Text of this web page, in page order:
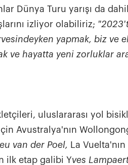
Dünya Turu yarışı da
izliyor olabiliriz;
yapmak, biz ve
ve hayatta yeni zorluklar
uluslararası yol
Avustralya'nın
van der Poel,
La
ilk etap galibi Yves